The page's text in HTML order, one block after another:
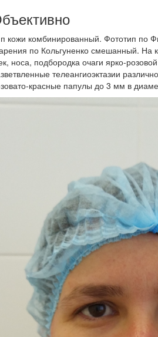
кожи комбинированный. Фототип по
по Кольгуненко смешанный. На
носа, подбородка очаги ярко-
телеангиоэктазии
красные папулы до 3 мм в